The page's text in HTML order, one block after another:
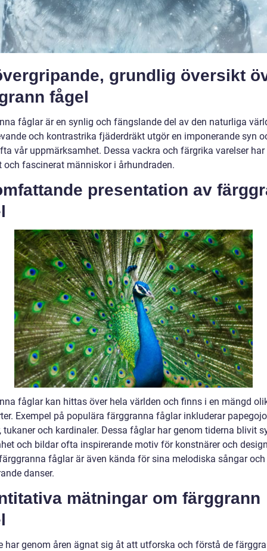
grundlig översikt
fågel
fåglar är en synlig och fängslande del av den naturliga
och kontrastrika fjäderdräkt utgör en imponerande syn
vår uppmärksamhet. Dessa vackra och färgrika varelser har
och fascinerat människor i århundraden.
presentation av
fåglar kan hittas över hela världen och finns i en mängd
Exempel på populära färggranna fåglar inkluderar
tukaner och kardinaler. Dessa fåglar har genom tiderna blivit
och bildar ofta inspirerande motiv för konstnärer och
fåglar är även kända för sina melodiska sångar och
danser.
mätningar om färggrann
har genom åren ägnat sig åt att utforska och förstå de